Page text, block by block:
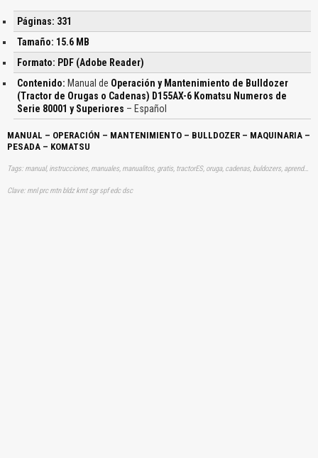
Páginas: 331
Tamaño: 15.6 MB
Formato: PDF (Adobe Reader)
Contenido: Manual de Operación y Mantenimiento de Bulldozer
(Tractor de Orugas o Cadenas) D155AX-6 Komatsu Numeros de
Serie 80001 y Superiores – Español
MANUAL – OPERACIÓN – MANTENIMIENTO – BULLDOZER – MAQUINARIA –
PESADA – KOMATSU
Tags: manual, instrucciones, manuales, manualitos, gratis, tractorES, oruga, cadenas, buldozers, aprender, descargas
Clave: mnl prc mtn bldz kmt sgr spf edc dsc